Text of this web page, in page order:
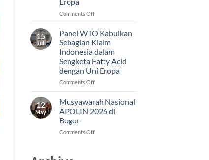
Comments Offon
WTO
Modal
Indonesia
Menjaga
Akses
Pasar
di
Uni
15
Jul
Panel WTO Kabulkan
Sebagian Klaim
Indonesia dalam
Sengketa Fatty Acid
dengan Uni Eropa
Comments Offon
WTO
Sebagian
Indonesia
12
May
Musyawarah Nasional
APOLIN 2026 di
Bogor
Comments Offon